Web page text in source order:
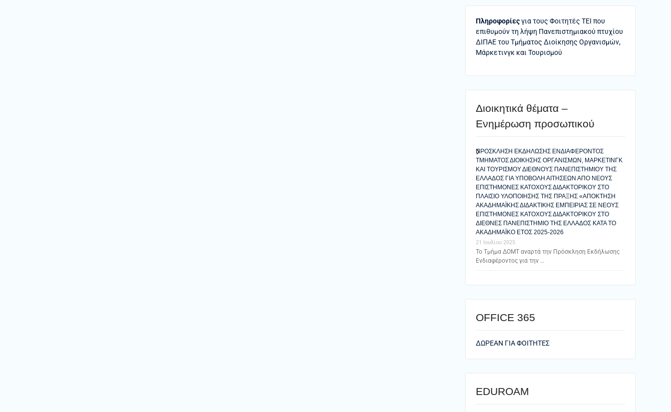
Πληροφορίεςγια τους Φοιτητές ΤΕΙ που
επιθυμούν τη λήψη Πανεπιστημιακού πτυχίου
ΔΙΠΑΕ του Τμήματος Διοίκησης Οργανισμών,
Μάρκετινγκ και Τουρισμού
Διοικητικά θέματα –
Ενημέρωση προσωπικού
ΠΡΟΣΚΛΗΣΗ ΕΚΔΗΛΩΣΗΣ ΕΝΔΙΑΦΕΡΟΝΤΟΣ
ΤΜΗΜΑΤΟΣ ΔΙΟΙΚΗΣΗΣ ΟΡΓΑΝΙΣΜΩΝ, ΜΑΡΚΕΤΙΝΓΚ
ΚΑΙ ΤΟΥΡΙΣΜΟΥ ΔΙΕΘΝΟΥΣ ΠΑΝΕΠΙΣΤΗΜΙΟΥ ΤΗΣ
ΕΛΛΑΔΟΣ ΓΙΑ ΥΠΟΒΟΛΗ ΑΙΤΗΣΕΩΝ ΑΠΟ ΝΕΟΥΣ
ΕΠΙΣΤΗΜΟΝΕΣ ΚΑΤΟΧΟΥΣ ΔΙΔΑΚΤΟΡΙΚΟΥ ΣΤΟ
ΠΛΑΙΣΙΟ ΥΛΟΠΟΙΗΣΗΣ ΤΗΣ ΠΡΑΞΗΣ «ΑΠΟΚΤΗΣΗ
ΑΚΑΔΗΜΑΪΚΗΣ ΔΙΔΑΚΤΙΚΗΣ ΕΜΠΕΙΡΙΑΣ ΣΕ ΝΕΟΥΣ
ΕΠΙΣΤΗΜΟΝΕΣ ΚΑΤΟΧΟΥΣ ΔΙΔΑΚΤΟΡΙΚΟΥ ΣΤΟ
ΔΙΕΘΝΕΣ ΠΑΝΕΠΙΣΤΗΜΙΟ ΤΗΣ ΕΛΛΑΔΟΣ ΚΑΤΑ ΤΟ
ΑΚΑΔΗΜΑΪΚΟ ΕΤΟΣ 2025-2026
21 Ιουλίου 2025
Το Τμήμα ΔΟΜΤ αναρτά την Πρόσκληση Εκδήλωσης
Ενδιαφέροντος για την …
ΟFFICE 365
ΔΩΡΕΑΝ ΓΙΑ ΦΟΙΤΗΤΕΣ
EDUROAM